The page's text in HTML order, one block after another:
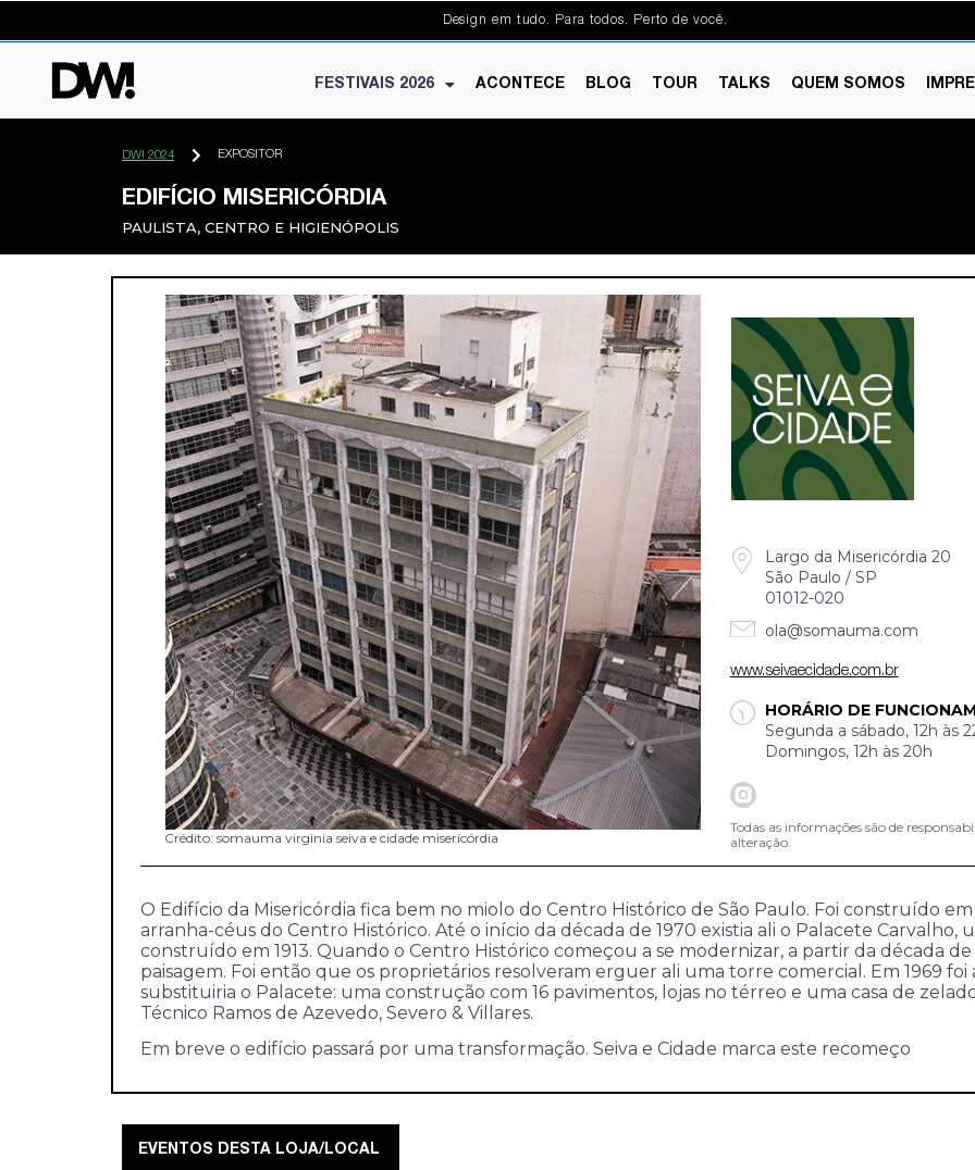
Design em tudo. Para todos. Perto de você.
FESTIVAIS 2026 ACONTECE BLOG TOUR TALKS QUEM SOMOS
DW! 2024 EXPOSITOR
EDIFÍCIO MISERICÓRDIA
PAULISTA, CENTRO E HIGIENÓPOLIS
Crédito: somauma virginia seiva e cidade misericórdia
Largo da Misericórdia 20
São Paulo / SP
01012-020
ola@somauma.com
www.seivaecidade.com.br
HORÁRIO DE
Segunda a sábado, 12h às
Domingos, 12h às 20h
Todas as informações são de
alteração.
O Edifício da Misericórdia fica bem no miolo do Centro Histórico de São Paulo. Foi construído
arranha-céus do Centro Histórico. Até o início da década de 1970 existia ali o Palacete
construído em 1913. Quando o Centro Histórico começou a se modernizar, a partir da década
paisagem. Foi então que os proprietários resolveram erguer ali uma torre comercial. Em 1969
substituiria o Palacete: uma construção com 16 pavimentos, lojas no térreo e uma casa de
Técnico Ramos de Azevedo, Severo & Villares.
Em breve o edifício passará por uma transformação. Seiva e Cidade marca este recomeço
EVENTOS DESTA LOJA/LOCAL